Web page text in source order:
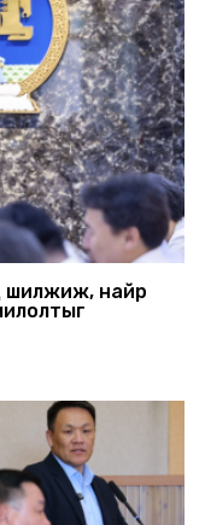
шилжиж, найр